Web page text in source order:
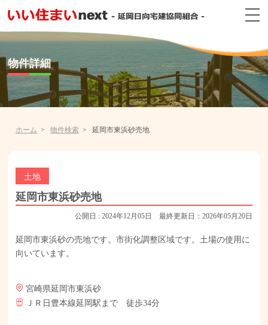
物件詳細
ホーム 物件検索 延岡市東浜砂売地
土地
延岡市東浜砂売地
公開日 : 2024年12月05日 最終更新日：2026年05月20日
延岡市東浜砂の売地です。市街化調整区域です。土場の使用に
向いています。
宮崎県延岡市東浜砂
ＪＲ日豊本線延岡駅まで 徒歩34分